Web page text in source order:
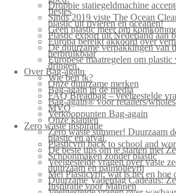
Droppie statiegeldmachine
flesjes
Sinds 2019 viste The Ocean
plastic uit rivieren en oceanen!
Geen plastic meer om
Plastic export uit Nederland aan
Europa bereikt akkoord over
De duurzame verpakkingen van
herbruikbaar
Europese maatregelen om
dringen.
Over Bag-again
Wie ben ik?
Onze duurzame merken
Bag-again in de media
FAQ Breadbag – veelgestelde
Bag-again® voor retailers/
MVO
Verkooppunten Bag-again
Onze klanten
Zero waste inspiratie
Zero waste summer! Duurzaam
plastic en afval.
Plasticvrij back to school and
De beste tips om te starten met
Schoonmaken zonder plastic
Veelgestelde vragen over vaste
duurzaam en palmolievrij
Mei Plasticvrij: wat is het en hoe
Duurzame Vaderdag Cadeaus:
Inspiratie voor Mannen